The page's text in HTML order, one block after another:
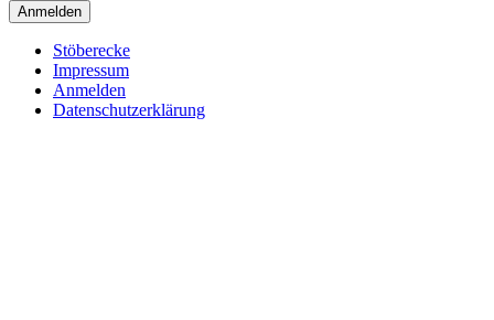
Stöberecke
Impressum
Anmelden
Datenschutzerklärung